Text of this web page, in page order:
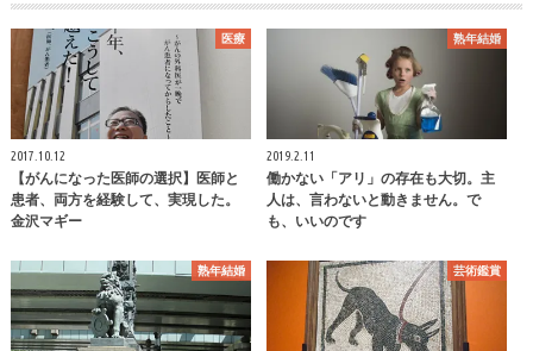
医療
2017.10.12
【がんになった医師の選択】医師と
患者、両方を経験して、実現した。
金沢マギー
熟年結婚
2019.2.11
働かない「アリ」の存在も大切。主
人は、言わないと動きません。で
も、いいのです
熟年結婚 芸術鑑賞